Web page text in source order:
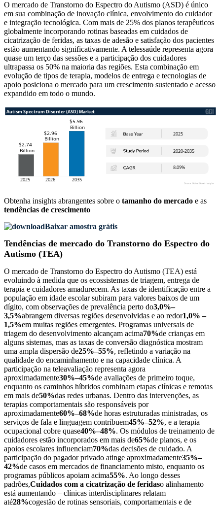
O mercado de Transtorno do Espectro do Autismo (ASD) é único
em sua combinação de inovação clínica, envolvimento do cuidador
e integração tecnológica. Com mais de 25% dos planos terapêuticos
globalmente incorporando rotinas baseadas em cuidados de
cicatrização de feridas, as taxas de adesão e satisfação dos pacientes
estão aumentando significativamente. A telessaúde representa agora
quase um terço das sessões e a participação dos cuidadores
ultrapassa os 50% na maioria das regiões. Esta combinação em
evolução de tipos de terapia, modelos de entrega e tecnologias de
apoio posiciona o mercado para um crescimento sustentado e acesso
expandido em todo o mundo.
Obtenha insights abrangentes sobre o tamanho do mercado e as
tendências de crescimento
Baixar amostra grátis
Tendências de mercado do Transtorno do Espectro do
Autismo (TEA)
O mercado de Transtorno do Espectro do Autismo (TEA) está
evoluindo à medida que os ecossistemas de triagem, entrega de
terapia e cuidadores amadurecem. As taxas de identificação entre a
população em idade escolar subiram para valores baixos de um
dígito, com observações de prevalência perto do3,0%–
3,5%abrangem diversas regiões desenvolvidas e ao redor1,0% –
1,5%em muitas regiões emergentes. Programas universais de
triagem do desenvolvimento alcançam acima70%de crianças em
alguns sistemas, mas as taxas de conversão diagnóstica mostram
uma ampla dispersão de25%–55%, refletindo a variação na
qualidade do encaminhamento e na capacidade clínica. A
participação na teleavaliação representa agora
aproximadamente30%–45%de avaliações de primeiro toque,
enquanto os caminhos híbridos combinam etapas clínicas e remotas
em mais de50%das redes urbanas. Dentro das intervenções, as
terapias comportamentais são responsáveis ​​por
aproximadamente60%–68%de horas estruturadas ministradas, os
serviços de fala e linguagem contribuem45%–52%, e a terapia
ocupacional cobre quase40%–48%. Os módulos de treinamento de
cuidadores estão incorporados em mais de65%de planos, e os
apoios escolares influenciam70%das decisões de cuidado. A
participação do pagador privado atinge aproximadamente35%–
42%de casos em mercados de financiamento misto, enquanto os
programas públicos apoiam acima55%. Ao longo desses
padrões,Cuidados com a cicatrização de feridaso alinhamento
está aumentando – clínicas interdisciplinares relatam
até28%cogestão de rotinas sensoriais, comportamentais e de